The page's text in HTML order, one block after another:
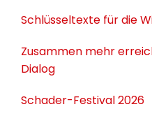
Schlüsseltexte für die
Zusammen mehr
Dialog
Schader-Festival 2026